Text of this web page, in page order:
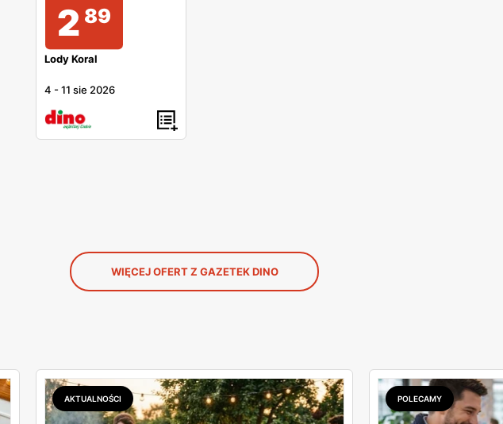
2 89
Lody Koral
4 -11 sie 2026
WIĘCEJ OFERT Z GAZETEK DINO
AKTUALNOŚCI POLECAMY